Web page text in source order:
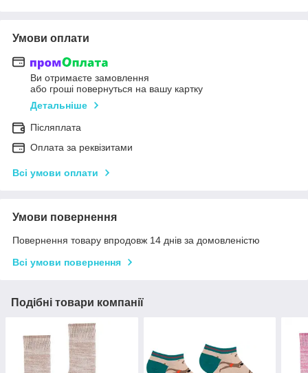
Умови оплати
Ви отримаєте замовлення
або гроші повернуться на вашу картку
Детальніше
Післяплата
Оплата за реквізитами
Всі умови оплати
Умови повернення
Повернення товару впродовж 14 днів за домовленістю
Всі умови повернення
Подібні товари компанії